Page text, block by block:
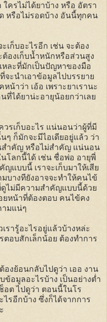
ใครไม่ได้ยาบ้าง หรือ อัตรา
หรือไม่รอดบ้าง อันนี้ทุกคน
เก็บอะไรอีก เช่น จะต้อง
ต้องเก็บน้ำหนักหรือส่วนสูง
หละที่มักเป็นปัญหาของมือ
จะนำเอาข้อมูลไปบรรยาย
น้าว่า เอ้อ เพราะยาเรานะ
ที่ได้ยาน่ะอายุน้อยกว่าเลย
วรเก็บอะไร แน่นอนว่าผู้ที่มี
ๆ ก็มักจะมีไอเดียอยู่แล้ว ว่า
สำคัญ หรือไม่สำคัญ แน่นอน
นโลกนี้ได้ เช่น ชื่อพ่อ อายุพี่
ญแบบนี้ เราจะเก็บมาให้เสีย
มบางทียังอาจจะทำให้คนไข้
ไม่มีความสำคัญแบบนี้ด้วย
ยหน้าที่ต้องตอบ คนไข้คง
ามแน่ๆ
รารู้อะไรอยู่แล้วบ้างหล่ะ
ตอบสักเล็กน้อย ต้องทำการ
งย้อนกลับไปดูว่า เออ งาน
ข้อมูลอะไรบ้าง เป็นอย่างต่ำ
อต ไปดูว่า ตอนนี้ในโร
รอีกบ้าง ซึ่งก็ได้จากการ